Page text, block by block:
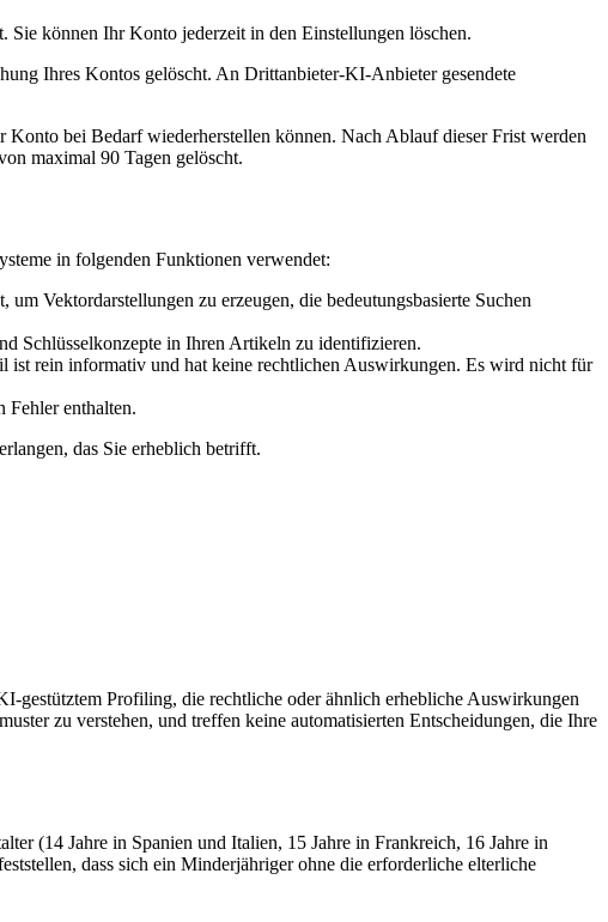
können Ihr Konto jederzeit in den Einstellungen löschen.
Ihres Kontos gelöscht. An Drittanbieter-KI-Anbieter gesendete
bei Bedarf wiederherstellen können. Nach Ablauf dieser Frist werden
maximal 90 Tagen gelöscht.
in folgenden Funktionen verwendet:
Vektordarstellungen zu erzeugen, die bedeutungsbasierte Suchen
Schlüsselkonzepte in Ihren Artikeln zu identifizieren.
rein informativ und hat keine rechtlichen Auswirkungen. Es wird nicht für
enthalten.
das Sie erheblich betrifft.
gestütztem Profiling, die rechtliche oder ähnlich erhebliche Auswirkungen
zu verstehen, und treffen keine automatisierten Entscheidungen, die Ihre
(14 Jahre in Spanien und Italien, 15 Jahre in Frankreich, 16 Jahre in
dass sich ein Minderjähriger ohne die erforderliche elterliche